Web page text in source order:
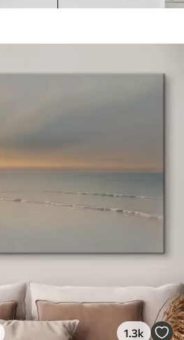
1.3k